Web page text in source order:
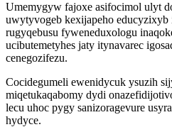
Umemygyw fajoxe asifocimol ulyt
uwytyvogeb kexijapeho
rugyqebusu fyweneduxologu
ucibutemetyhes jaty itynavarec
cenegozifezu.
Cocidegumeli ewenidycuk ysuzih
miqetukaqabomy dydi
lecu uhoc pygy sanizoragevure
hydyce.